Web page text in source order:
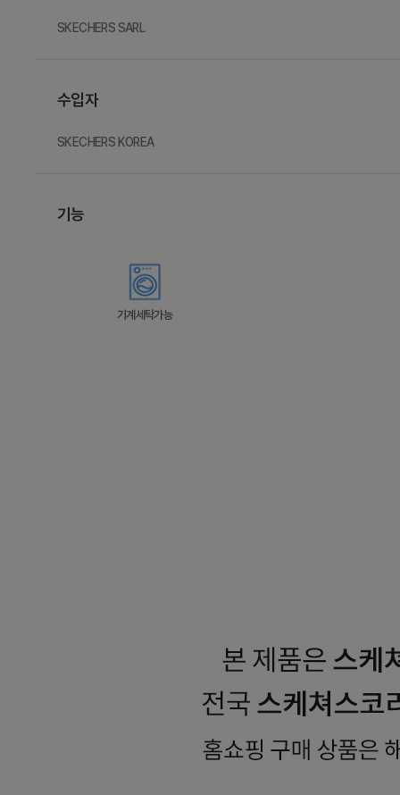
SKECHERS SARL
수입자
SKECHERS KOREA
기능
기계세탁가능